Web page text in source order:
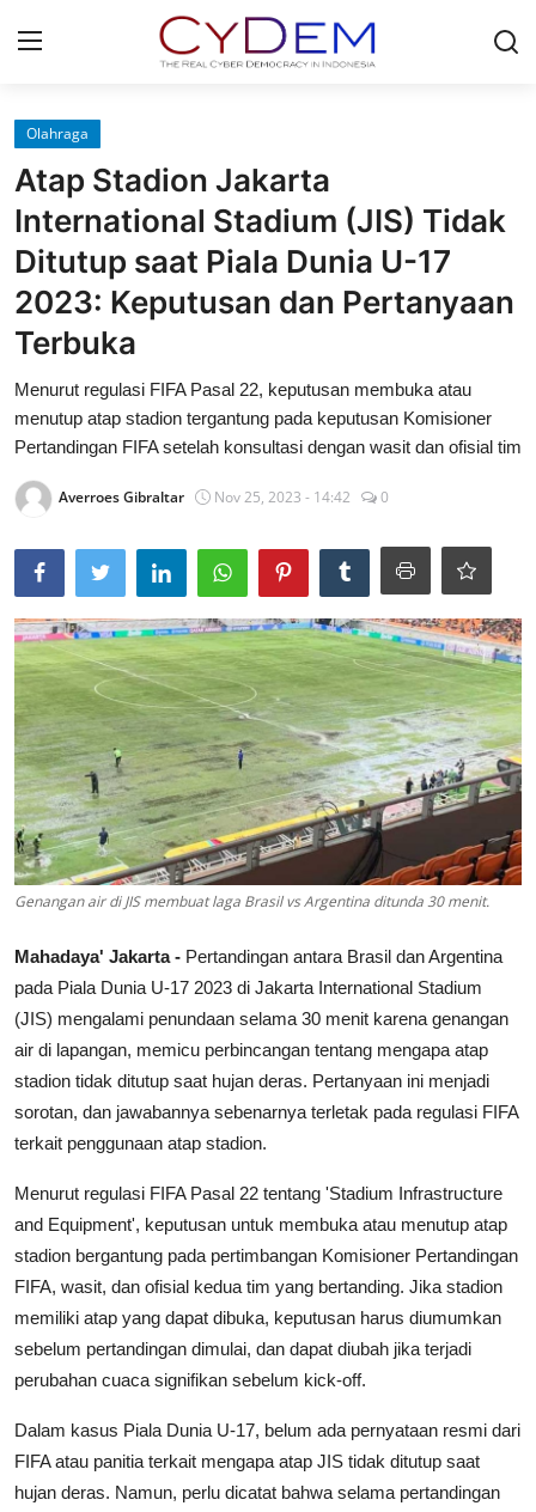
Login
Home
News
Contact
Redaksi
Politik
Olahraga
Nasional
Lainya
Olahraga
Atap Stadion Jakarta
International Stadium (JIS) Tidak
Ditutup saat Piala Dunia U-17
2023: Keputusan dan Pertanyaan
Terbuka
Menurut regulasi FIFA Pasal 22, keputusan membuka atau
menutup atap stadion tergantung pada keputusan Komisioner
Pertandingan FIFA setelah konsultasi dengan wasit dan ofisial tim
Averroes Gibraltar Nov 25, 2023 - 14:42 0
Genangan air di JIS membuat laga Brasil vs Argentina ditunda 30 menit.
Mahadaya' Jakarta - Pertandingan antara Brasil dan Argentina
pada Piala Dunia U-17 2023 di Jakarta International Stadium
(JIS) mengalami penundaan selama 30 menit karena genangan
air di lapangan, memicu perbincangan tentang mengapa atap
stadion tidak ditutup saat hujan deras. Pertanyaan ini menjadi
sorotan, dan jawabannya sebenarnya terletak pada regulasi FIFA
terkait penggunaan atap stadion.
Menurut regulasi FIFA Pasal 22 tentang 'Stadium Infrastructure
and Equipment', keputusan untuk membuka atau menutup atap
stadion bergantung pada pertimbangan Komisioner Pertandingan
FIFA, wasit, dan ofisial kedua tim yang bertanding. Jika stadion
memiliki atap yang dapat dibuka, keputusan harus diumumkan
sebelum pertandingan dimulai, dan dapat diubah jika terjadi
perubahan cuaca signifikan sebelum kick-off.
Dalam kasus Piala Dunia U-17, belum ada pernyataan resmi dari
FIFA atau panitia terkait mengapa atap JIS tidak ditutup saat
hujan deras. Namun, perlu dicatat bahwa selama pertandingan